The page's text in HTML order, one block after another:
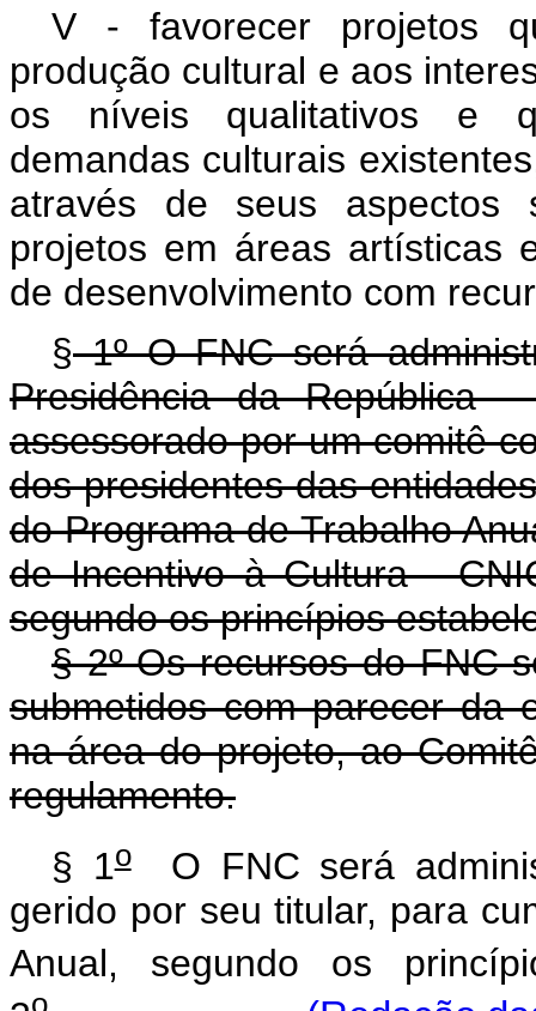
V - favorecer projetos
produção cultural e aos
os níveis qualitativos e
demandas culturais
através de seus aspectos
projetos em áreas artísticas
de desenvolvimento com
§1º O FNC será
Presidência da República
assessorado por um comitê
dos presidentes das
do Programa de Trabalho
de Incentivo à Cultura -
segundo os princípios
§ 2º Os recursos do FNC
submetidos com parecer da
na área do projeto, ao
regulamento.
§ 1oO FNC será
gerido por seu titular, para
Anual, segundo os